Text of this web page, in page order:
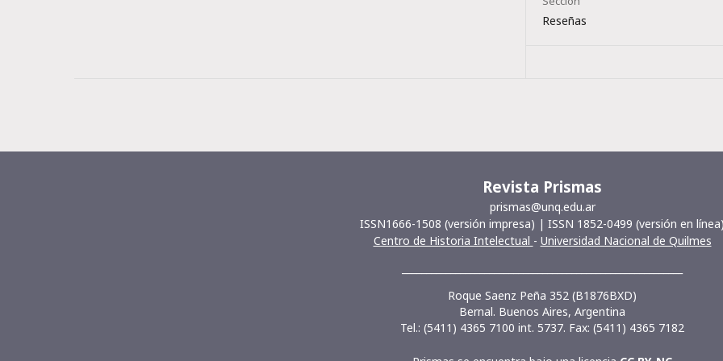
Reseñas
Revista Prismas
prismas@unq.edu.ar
ISSN1666-1508 (versión impresa) | ISSN 1852-0499 (versión en
Centro de Historia Intelectual - Universidad Nacional de Quilmes
Roque Saenz Peña 352 (B1876BXD)
Bernal. Buenos Aires, Argentina
Tel.: (5411) 4365 7100 int. 5737. Fax: (5411) 4365 7182